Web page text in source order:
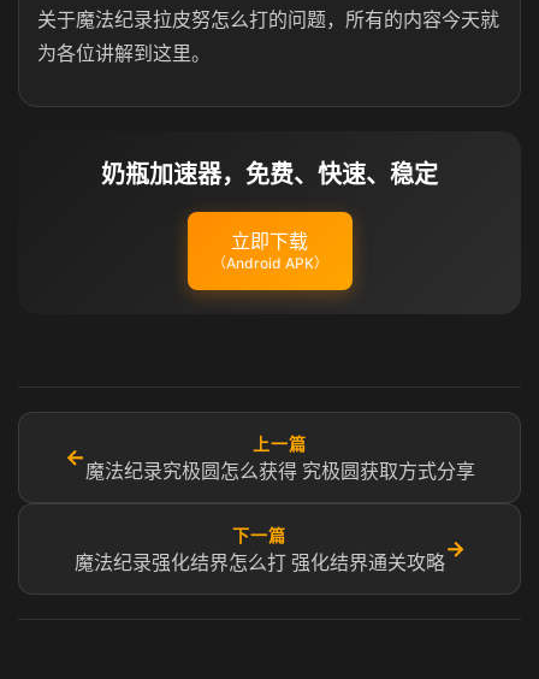
关于魔法纪录拉皮努怎么打的问题，所有的内容今天就
为各位讲解到这里。
奶瓶加速器，免费、快速、稳定
立即下载
（Android APK）
←
上一篇
魔法纪录究极圆怎么获得 究极圆获取方式分享
下一篇
魔法纪录强化结界怎么打 强化结界通关攻略
→